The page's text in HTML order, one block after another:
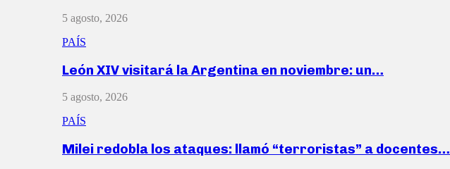
5 agosto, 2026
PAÍS
León XIV visitará la Argentina en noviembre: un…
5 agosto, 2026
PAÍS
Milei redobla los ataques: llamó “terroristas” a docentes…